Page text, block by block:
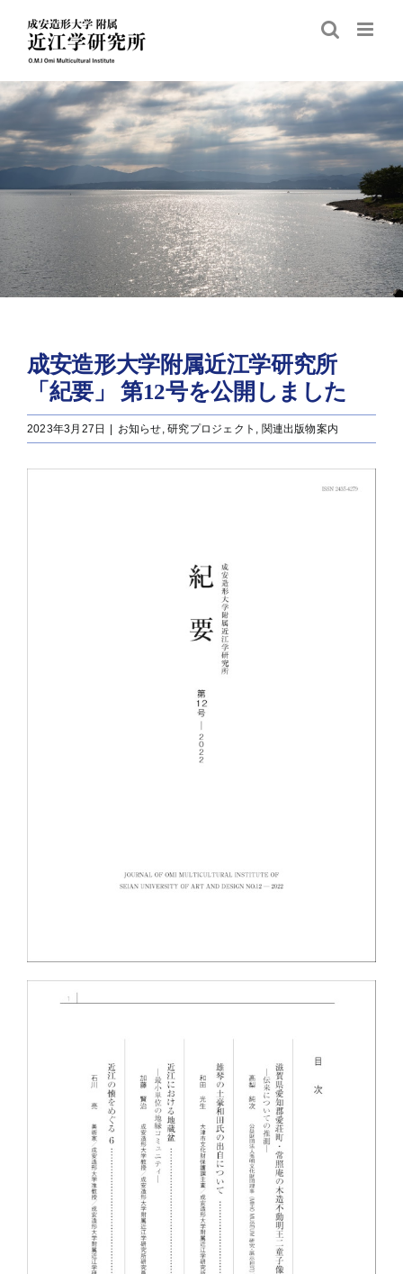
content
成安造形大学附属近江学研究所
「紀要」 第12号を公開しました
2023年3月27日 お知らせ,研究プロジェクト , 関連出版物案内